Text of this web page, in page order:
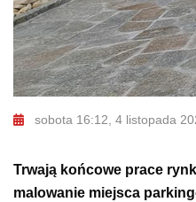
sobota 16:12, 4 listopada
Trwają końcowe prace
malowanie miejsca